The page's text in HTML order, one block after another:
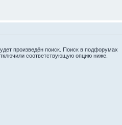
произведён поиск. Поиск в подфорумах
соответствующую опцию ниже.